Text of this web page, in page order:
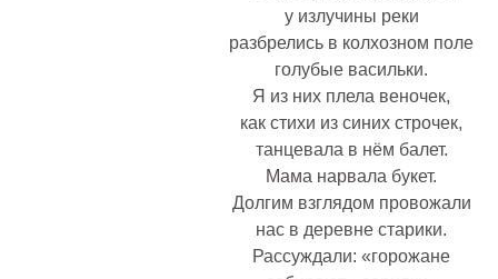
у излучины реки
разбрелись в колхозном поле
голубые васильки.
Я из них плела веночек,
как стихи из синих строчек,
танцевала в нём балет.
Мама нарвала букет.
Долгим взглядом провожали
нас в деревне старики.
Рассуждали: «горожане